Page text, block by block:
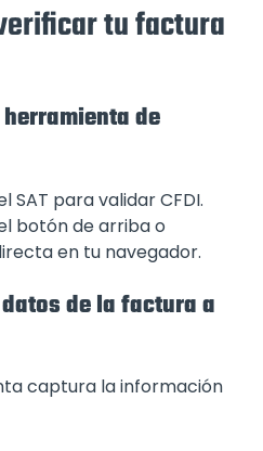
tu factura
de
SAT para validar CFDI.
botón de arriba o
en tu navegador.
de la factura a
captura la información